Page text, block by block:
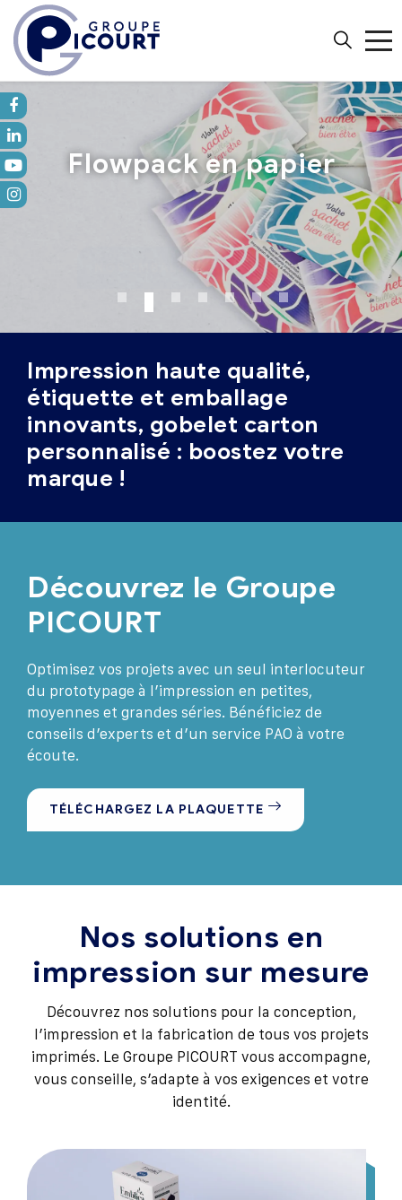
Flowpack en papier
NOS EMBALLAGES SOUPLES
Impression haute qualité,
étiquette et emballage
innovants, gobelet carton
personnalisé : boostez votre
marque !
Découvrez le Groupe
PICOURT
Optimisez vos projets avec un seul interlocuteur
du prototypage à l’impression en petites,
moyennes et grandes séries. Bénéficiez de
conseils d’experts et d’un service PAO à votre
écoute.
TÉLÉCHARGEZ LA PLAQUETTE
Nos solutions en
impression sur mesure
Découvrez nos solutions pour la conception,
l’impression et la fabrication de tous vos projets
imprimés. Le Groupe PICOURT vous accompagne,
vous conseille, s’adapte à vos exigences et votre
identité.